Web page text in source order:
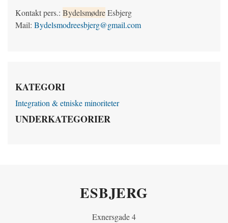
Kontakt pers.: BydelsmødreEsbjerg
Mail: Bydelsmodreesbjerg@gmail.com
KATEGORI
Integration & etniske minoriteter
UNDERKATEGORIER
ESBJERG
Exnersgade 4